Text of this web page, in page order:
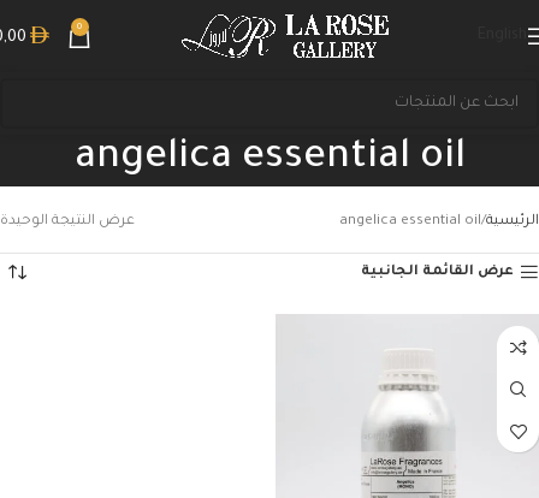
0
angelica essential oil
الرئيسية angelica essential oil عرض النتيجة الوحيدة
عرض القائمة الجانبية